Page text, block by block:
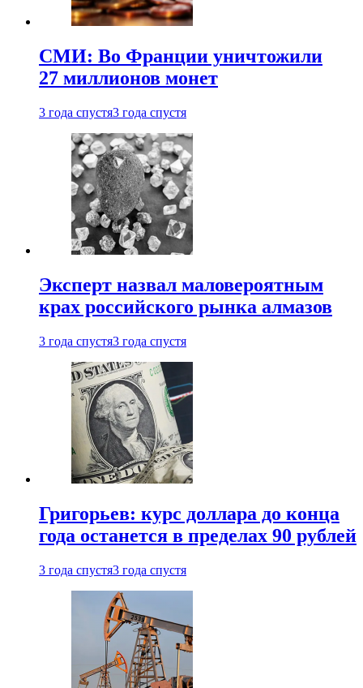
СМИ: Во Франции уничтожили
27 миллионов монет
3 года спустя3 года спустя
Эксперт назвал маловероятным
крах российского рынка алмазов
3 года спустя3 года спустя
Григорьев: курс доллара до конца
года останется в пределах 90 рублей
3 года спустя3 года спустя